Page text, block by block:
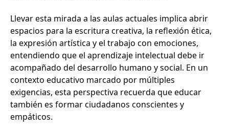
Llevar esta mirada a las aulas actuales implica abrir
espacios para la escritura creativa, la reflexión ética,
la expresión artística y el trabajo con emociones,
entendiendo que el aprendizaje intelectual debe ir
acompañado del desarrollo humano y social. En un
contexto educativo marcado por múltiples
exigencias, esta perspectiva recuerda que educar
también es formar ciudadanos conscientes y
empáticos.